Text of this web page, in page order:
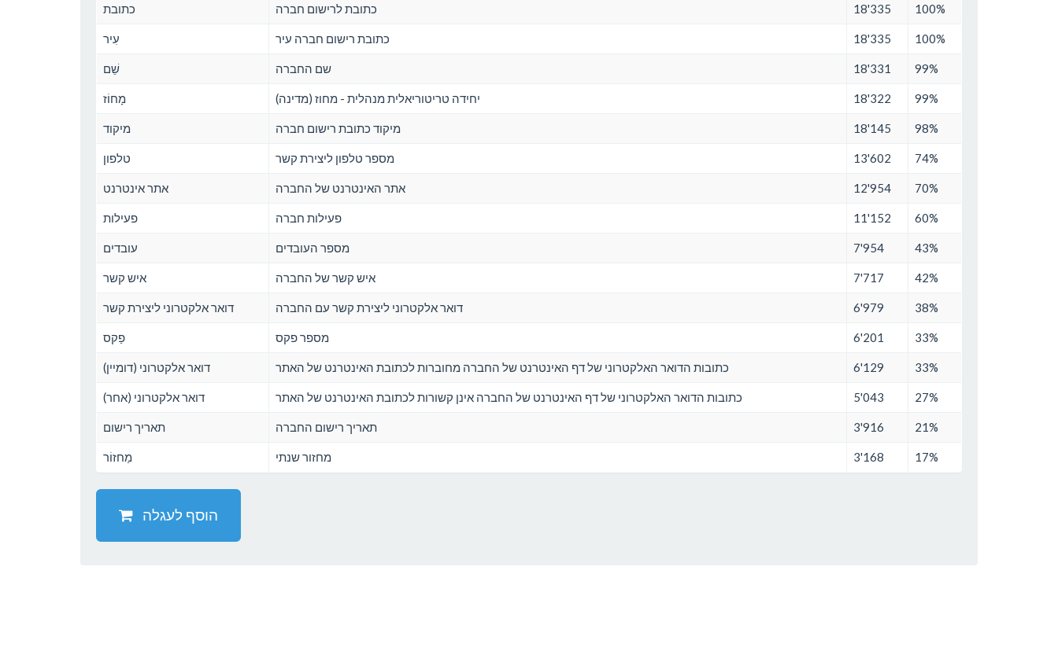
כתובת כתובת לרישום חברה 18'335 100%
עִיר כתובת רישום חברה עיר 18'335 100%
שֵׁם שם החברה 18'331 99%
מָחוֹז יחידה טריטוריאלית מנהלית - מחוז (מדינה) 18'322 99%
מיקוד מיקוד כתובת רישום חברה 18'145 98%
טלפון מספר טלפון ליצירת קשר 13'602 74%
אתר אינטרנט אתר האינטרנט של החברה 12'954 70%
פעילות פעילות חברה 11'152 60%
עובדים מספר העובדים 7'954 43%
איש קשר איש קשר של החברה 7'717 42%
דואר אלקטרוני ליצירת קשר דואר אלקטרוני ליצירת קשר עם החברה 6'979 38%
פַקס מספר פקס 6'201 33%
דואר אלקטרוני (דומיין) כתובות הדואר האלקטרוני של דף האינטרנט של החברה מחוברות לכתובת האינטרנט של האתר 6'129 33%
דואר אלקטרוני (אחר) כתובות הדואר האלקטרוני של דף האינטרנט של החברה אינן קשורות לכתובת האינטרנט של האתר 5'043 27%
תאריך רישום תאריך רישום החברה 3'916 21%
מַחזוֹר מחזור שנתי 3'168 17%
הוסף לעגלה